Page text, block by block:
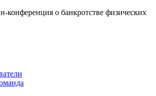
конференция о банкротстве физических